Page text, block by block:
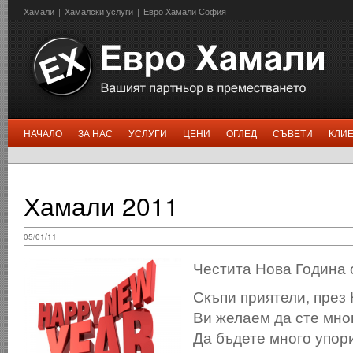
Хамали | Хамалски услуги | Евро Хамали София
НАЧАЛО ЗА НАС УСЛУГИ ЦЕНИ ОГЛЕД СЪВЕТИ
Хамали 2011
05/01/11
Честита Нова
Скъпи приятели, през
Ви желаем да сте
Да бъдете много